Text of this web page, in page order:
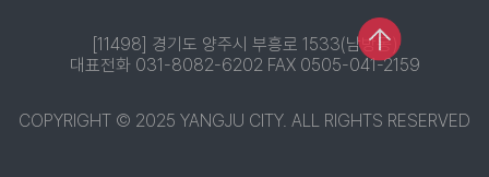
[11498] 경기도 양주시 부흥로 1533(남방동)
대표전화 031-8082-6202 FAX 0505-041-2159
COPYRIGHT © 2025 YANGJU CITY. ALL RIGHTS RESERVED